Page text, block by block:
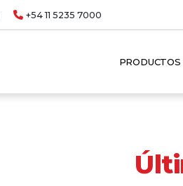
+54 11 5235 7000
PRODUCTOS